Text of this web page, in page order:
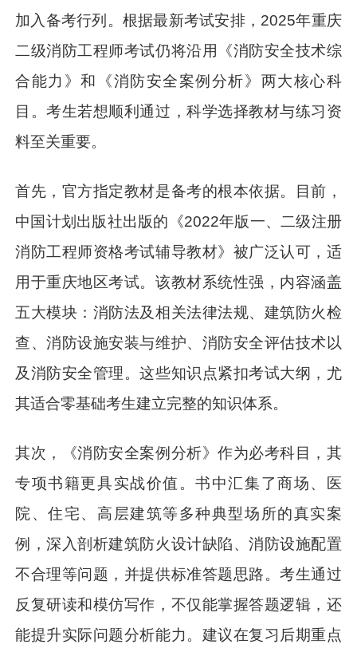
加入备考行列。根据最新考试安排，2025年重庆
二级消防工程师考试仍将沿用《消防安全技术综
合能力》和《消防安全案例分析》两大核心科
目。考生若想顺利通过，科学选择教材与练习资
料至关重要。
首先，官方指定教材是备考的根本依据。目前，
中国计划出版社出版的《2022年版一、二级注册
消防工程师资格考试辅导教材》被广泛认可，适
用于重庆地区考试。该教材系统性强，内容涵盖
五大模块：消防法及相关法律法规、建筑防火检
查、消防设施安装与维护、消防安全评估技术以
及消防安全管理。这些知识点紧扣考试大纲，尤
其适合零基础考生建立完整的知识体系。
其次，《消防安全案例分析》作为必考科目，其
专项书籍更具实战价值。书中汇集了商场、医
院、住宅、高层建筑等多种典型场所的真实案
例，深入剖析建筑防火设计缺陷、消防设施配置
不合理等问题，并提供标准答题思路。考生通过
反复研读和模仿写作，不仅能掌握答题逻辑，还
能提升实际问题分析能力。建议在复习后期重点